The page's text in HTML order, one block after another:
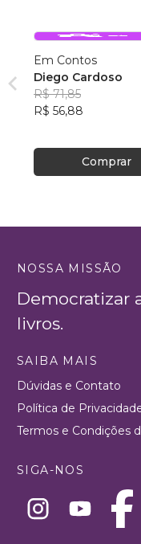
Em Contos
Diego Cardoso
R$ 71,85
R$ 56,88
Comprar
NOSSA MISSÃO
Democratizar
livros.
SAIBA MAIS
Dúvidas e Contato
Política de
Termos e Condições
SIGA-NOS